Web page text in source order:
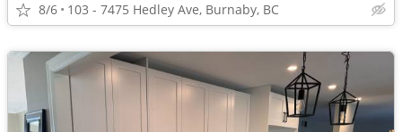
8/6 103 - 7475 Hedley Ave, Burnaby, BC